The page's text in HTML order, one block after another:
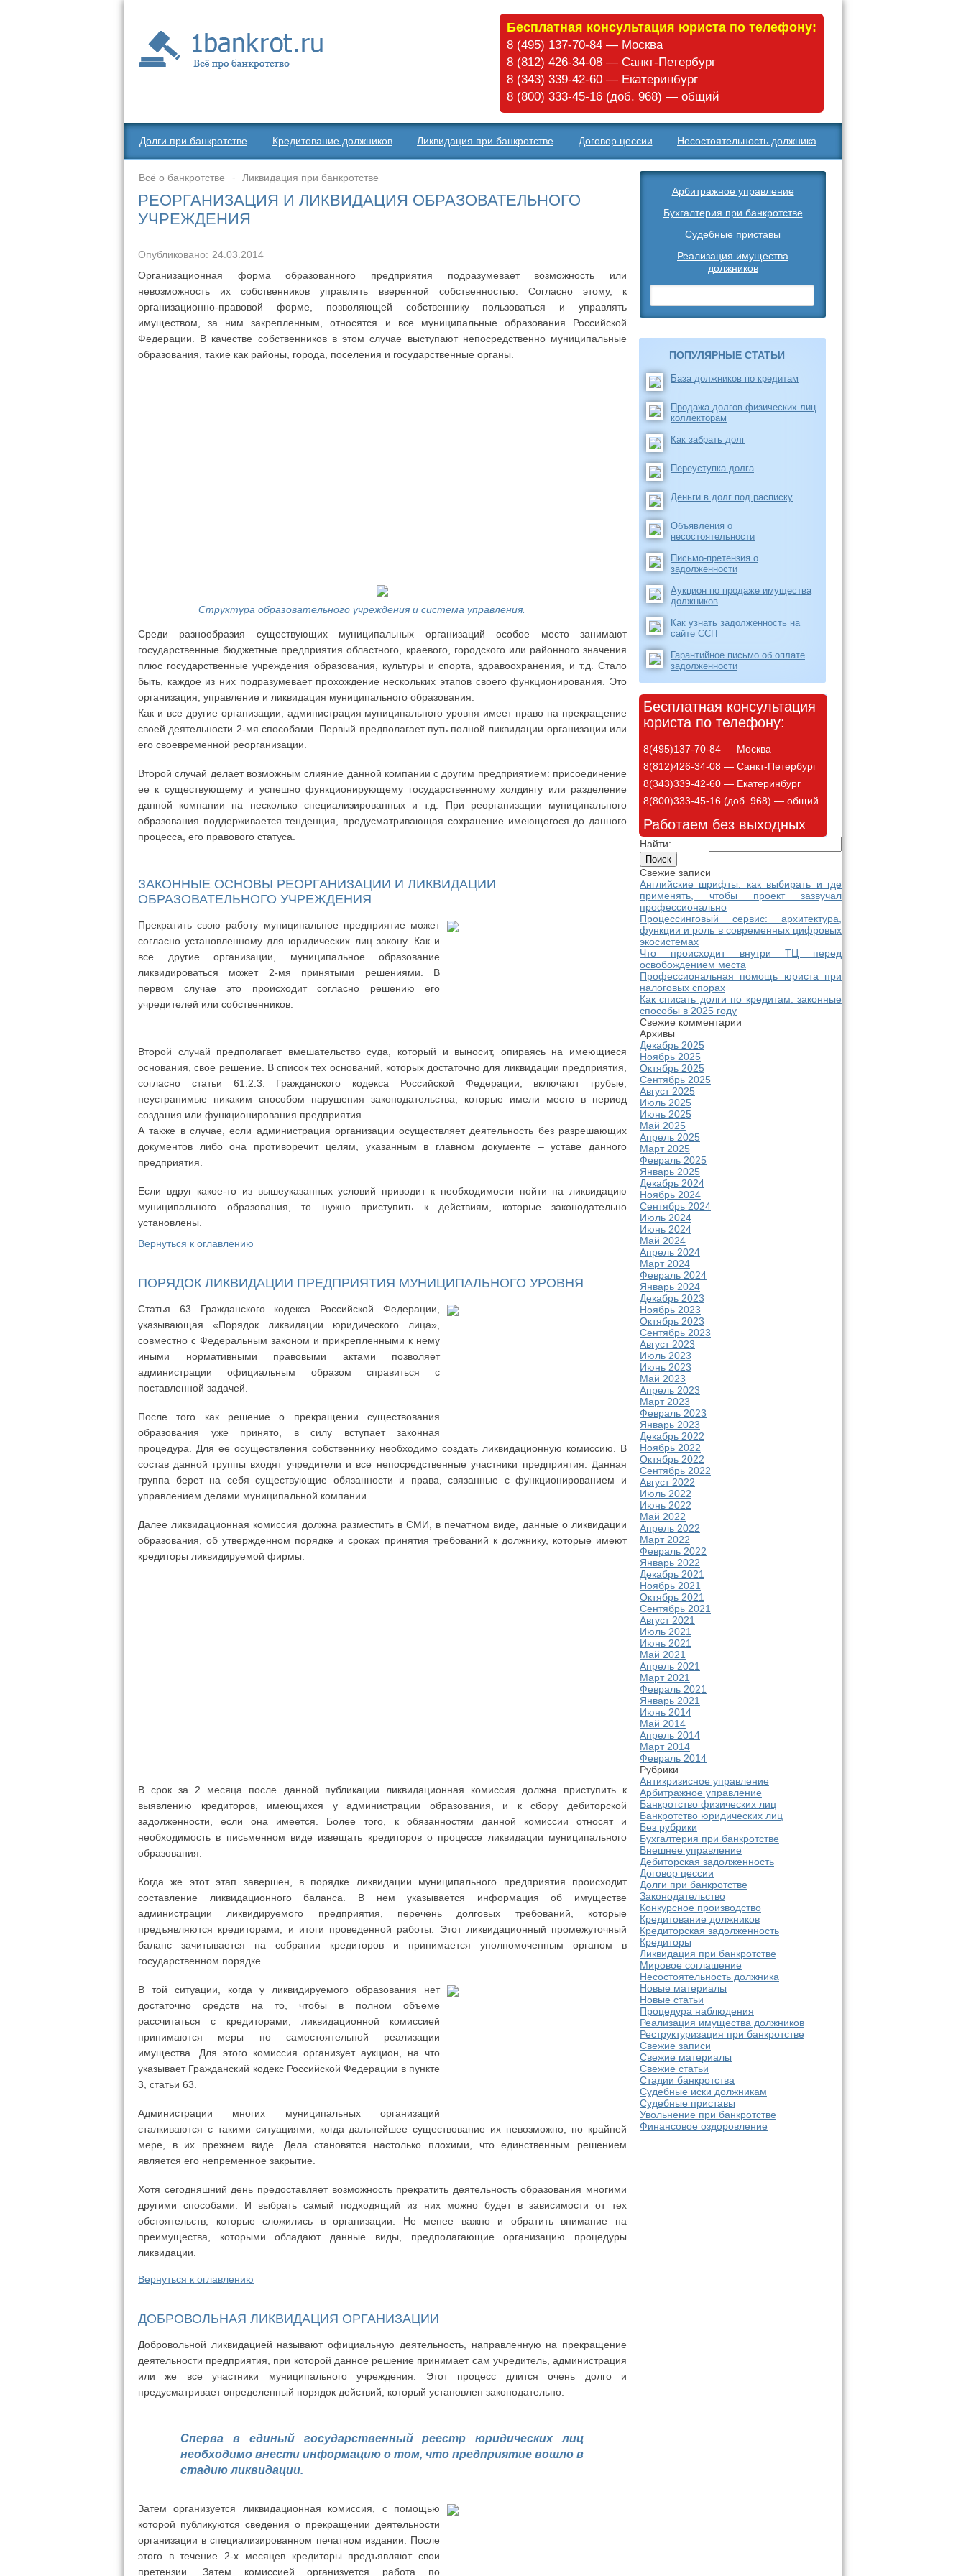
Долги при банкротстве Кредитование должников Ликвидация при банкротстве Договор цессии Несостоятельность должника
Арбитражное управление
Бухгалтерия при банкротстве
Судебные приставы
Реализация имущества
должников
Бесплатная консультация юриста по телефону:
8 (495) 137-70-84 — Москва
8 (812) 426-34-08 — Санкт-Петербург
8 (343) 339-42-60 — Екатеринбург
8 (800) 333-45-16 (доб. 968) — общий
Всё о банкротстве Ликвидация при банкротстве
РЕОРГАНИЗАЦИЯ И ЛИКВИДАЦИЯ ОБРАЗОВАТЕЛЬНОГО
УЧРЕЖДЕНИЯ
Опубликовано: 24.03.2014
Организационная форма образованного предприятия подразумевает возможность или
невозможность их собственников управлять вверенной собственностью. Согласно этому, к
организационно-правовой форме, позволяющей собственнику пользоваться и управлять
имуществом, за ним закрепленным, относятся и все муниципальные образования Российской
Федерации. В качестве собственников в этом случае выступают непосредственно муниципальные
образования, такие как районы, города, поселения и государственные органы.
Структура образовательного учреждения и система управления.
Среди разнообразия существующих муниципальных организаций особое место занимают
государственные бюджетные предприятия областного, краевого, городского или районного значения
плюс государственные учреждения образования, культуры и спорта, здравоохранения, и т.д. Стало
быть, каждое из них подразумевает прохождение нескольких этапов своего функционирования. Это
организация, управление и ликвидация муниципального образования.
Как и все другие организации, администрация муниципального уровня имеет право на прекращение
своей деятельности 2-мя способами. Первый предполагает путь полной ликвидации организации или
его своевременной реорганизации.
Второй случай делает возможным слияние данной компании с другим предприятием: присоединение
ее к существующему и успешно функционирующему государственному холдингу или разделение
данной компании на несколько специализированных и т.д. При реорганизации муниципального
образования поддерживается тенденция, предусматривающая сохранение имеющегося до данного
процесса, его правового статуса.
ЗАКОННЫЕ ОСНОВЫ РЕОРГАНИЗАЦИИ И ЛИКВИДАЦИИ
ОБРАЗОВАТЕЛЬНОГО УЧРЕЖДЕНИЯ
Прекратить свою работу муниципальное предприятие может
согласно установленному для юридических лиц закону. Как и
все другие организации, муниципальное образование
ликвидироваться может 2-мя принятыми решениями. В
первом случае это происходит согласно решению его
учредителей или собственников.
Второй случай предполагает вмешательство суда, который и выносит, опираясь на имеющиеся
основания, свое решение. В список тех оснований, которых достаточно для ликвидации предприятия,
согласно статьи 61.2.3. Гражданского кодекса Российской Федерации, включают грубые,
неустранимые никаким способом нарушения законодательства, которые имели место в период
создания или функционирования предприятия.
А также в случае, если администрация организации осуществляет деятельность без разрешающих
документов либо она противоречит целям, указанным в главном документе – уставе данного
предприятия.
Если вдруг какое-то из вышеуказанных условий приводит к необходимости пойти на ликвидацию
муниципального образования, то нужно приступить к действиям, которые законодательно
установлены.
Вернуться к оглавлению
ПОРЯДОК ЛИКВИДАЦИИ ПРЕДПРИЯТИЯ МУНИЦИПАЛЬНОГО УРОВНЯ
Статья 63 Гражданского кодекса Российской Федерации,
указывающая «Порядок ликвидации юридического лица»,
совместно с Федеральным законом и прикрепленными к нему
иными нормативными правовыми актами позволяет
администрации официальным образом справиться с
поставленной задачей.
После того как решение о прекращении существования
образования уже принято, в силу вступает законная
процедура. Для ее осуществления собственнику необходимо создать ликвидационную комиссию. В
состав данной группы входят учредители и все непосредственные участники предприятия. Данная
группа берет на себя существующие обязанности и права, связанные с функционированием и
управлением делами муниципальной компании.
Далее ликвидационная комиссия должна разместить в СМИ, в печатном виде, данные о ликвидации
образования, об утвержденном порядке и сроках принятия требований к должнику, которые имеют
кредиторы ликвидируемой фирмы.
В срок за 2 месяца после данной публикации ликвидационная комиссия должна приступить к
выявлению кредиторов, имеющихся у администрации образования, и к сбору дебиторской
задолженности, если она имеется. Более того, к обязанностям данной комиссии относят и
необходимость в письменном виде извещать кредиторов о процессе ликвидации муниципального
образования.
Когда же этот этап завершен, в порядке ликвидации муниципального предприятия происходит
составление ликвидационного баланса. В нем указывается информация об имуществе
администрации ликвидируемого предприятия, перечень долговых требований, которые
предъявляются кредиторами, и итоги проведенной работы. Этот ликвидационный промежуточный
баланс зачитывается на собрании кредиторов и принимается уполномоченным органом в
государственном порядке.
В той ситуации, когда у ликвидируемого образования нет
достаточно средств на то, чтобы в полном объеме
рассчитаться с кредиторами, ликвидационной комиссией
принимаются меры по самостоятельной реализации
имущества. Для этого комиссия организует аукцион, на что
указывает Гражданский кодекс Российской Федерации в пункте
3, статьи 63.
Администрации многих муниципальных организаций
сталкиваются с такими ситуациями, когда дальнейшее существование их невозможно, по крайней
мере, в их прежнем виде. Дела становятся настолько плохими, что единственным решением
является его непременное закрытие.
Хотя сегодняшний день предоставляет возможность прекратить деятельность образования многими
другими способами. И выбрать самый подходящий из них можно будет в зависимости от тех
обстоятельств, которые сложились в организации. Не менее важно и обратить внимание на
преимущества, которыми обладают данные виды, предполагающие организацию процедуры
ликвидации.
Вернуться к оглавлению
ДОБРОВОЛЬНАЯ ЛИКВИДАЦИЯ ОРГАНИЗАЦИИ
Добровольной ликвидацией называют официальную деятельность, направленную на прекращение
деятельности предприятия, при которой данное решение принимает сам учредитель, администрация
или же все участники муниципального учреждения. Этот процесс длится очень долго и
предусматривает определенный порядок действий, который установлен законодательно.
Сперва в единый государственный реестр юридических лиц
необходимо внести информацию о том, что предприятие вошло в
стадию ликвидации.
Затем организуется ликвидационная комиссия, с помощью
которой публикуются сведения о прекращении деятельности
организации в специализированном печатном издании. После
этого в течение 2-х месяцев кредиторы предъявляют свои
претензии. Затем комиссией организуется работа по
ПОПУЛЯРНЫЕ СТАТЬИ
База должников по кредитам
Продажа долгов физических лиц
коллекторам
Как забрать долг
Переуступка долга
Деньги в долг под расписку
Объявления о
несостоятельности
Письмо-претензия о
задолженности
Аукцион по продаже имущества
должников
Как узнать задолженность на
сайте ССП
Гарантийное письмо об оплате
задолженности
Бесплатная консультация
юриста по телефону:
8(495)137-70-84 — Москва
8(812)426-34-08 — Санкт-Петербург
8(343)339-42-60 — Екатеринбург
8(800)333-45-16 (доб. 968) — общий
Работаем без выходных
Найти:
Свежие записи
Английские шрифты: как выбирать и где
применять, чтобы проект зазвучал
профессионально
Процессинговый сервис: архитектура,
функции и роль в современных цифровых
экосистемах
Что происходит внутри ТЦ перед
освобождением места
Профессиональная помощь юриста при
налоговых спорах
Как списать долги по кредитам: законные
способы в 2025 году
Свежие комментарии
Архивы
Декабрь 2025
Ноябрь 2025
Октябрь 2025
Сентябрь 2025
Август 2025
Июль 2025
Июнь 2025
Май 2025
Апрель 2025
Март 2025
Февраль 2025
Январь 2025
Декабрь 2024
Ноябрь 2024
Сентябрь 2024
Июль 2024
Июнь 2024
Май 2024
Апрель 2024
Март 2024
Февраль 2024
Январь 2024
Декабрь 2023
Ноябрь 2023
Октябрь 2023
Сентябрь 2023
Август 2023
Июль 2023
Июнь 2023
Май 2023
Апрель 2023
Март 2023
Февраль 2023
Январь 2023
Декабрь 2022
Ноябрь 2022
Октябрь 2022
Сентябрь 2022
Август 2022
Июль 2022
Июнь 2022
Май 2022
Апрель 2022
Март 2022
Февраль 2022
Январь 2022
Декабрь 2021
Ноябрь 2021
Октябрь 2021
Сентябрь 2021
Август 2021
Июль 2021
Июнь 2021
Май 2021
Апрель 2021
Март 2021
Февраль 2021
Январь 2021
Июнь 2014
Май 2014
Апрель 2014
Март 2014
Февраль 2014
Рубрики
Антикризисное управление
Арбитражное управление
Банкротство физических лиц
Банкротство юридических лиц
Без рубрики
Бухгалтерия при банкротстве
Внешнее управление
Дебиторская задолженность
Договор цессии
Долги при банкротстве
Законодательство
Конкурсное производство
Кредитование должников
Кредиторская задолженность
Кредиторы
Ликвидация при банкротстве
Мировое соглашение
Несостоятельность должника
Новые материалы
Новые статьи
Процедура наблюдения
Реализация имущества должников
Реструктуризация при банкротстве
Свежие записи
Свежие материалы
Свежие статьи
Стадии банкротства
Судебные иски должникам
Судебные приставы
Увольнение при банкротстве
Финансовое оздоровление